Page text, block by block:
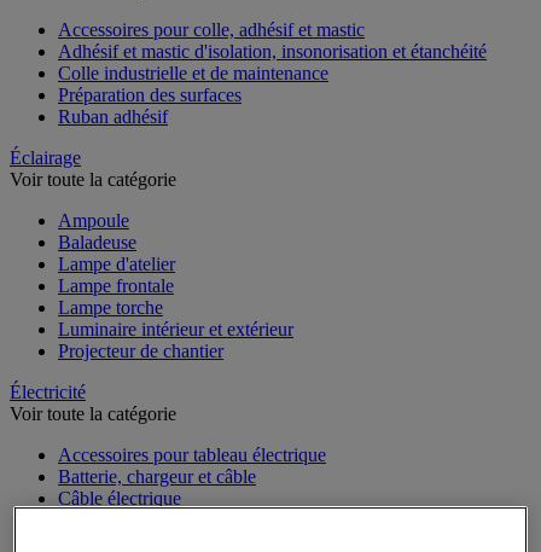
Accessoires pour colle, adhésif et mastic
Adhésif et mastic d'isolation, insonorisation et étanchéité
Colle industrielle et de maintenance
Préparation des surfaces
Ruban adhésif
Éclairage
Voir toute la catégorie
Ampoule
Baladeuse
Lampe d'atelier
Lampe frontale
Lampe torche
Luminaire intérieur et extérieur
Projecteur de chantier
Électricité
Voir toute la catégorie
Accessoires pour tableau électrique
Batterie, chargeur et câble
Câble électrique